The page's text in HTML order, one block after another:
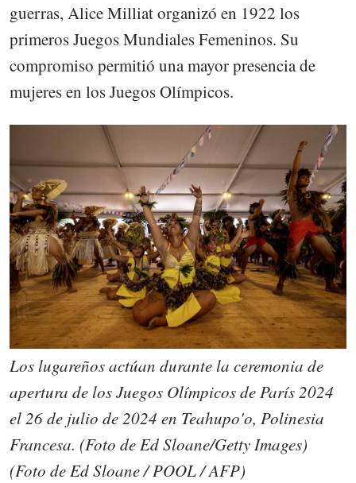
guerras, Alice Milliat organizó en 1922 los
primeros Juegos Mundiales Femeninos. Su
compromiso permitió una mayor presencia de
mujeres en los Juegos Olímpicos.
Los lugareños actúan durante la ceremonia de
apertura de los Juegos Olímpicos de París 2024
el 26 de julio de 2024 en Teahupo'o, Polinesia
Francesa. (Foto de Ed Sloane/Getty Images)
(Foto de Ed Sloane / POOL / AFP)